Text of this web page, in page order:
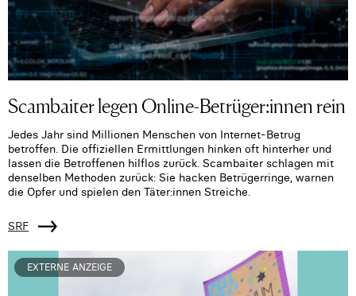
Scambaiter legen Online-Betrüger:innen rein
Jedes Jahr sind Millionen Menschen von Internet-Betrug
betroffen. Die offiziellen Ermittlungen hinken oft hinterher und
lassen die Betroffenen hilflos zurück. Scambaiter schlagen mit
denselben Methoden zurück: Sie hacken Betrügerringe, warnen
die Opfer und spielen den Täter:innen Streiche.
SRF
EXTERNE ANZEIGE